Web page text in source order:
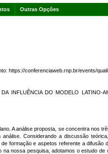
Outras Opções
https://conferenciaweb.rnp.br/events/
INFLUÊNCIA DO MODELO LATINO-
A análise proposta, se concentra nos
Considerando a discussão
formação e aspetos referente a difusão
nossa pesquisa, adotamos o estudo de